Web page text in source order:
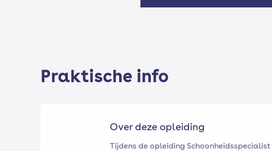
Praktische info
Over deze opleiding
Tijdens de opleiding